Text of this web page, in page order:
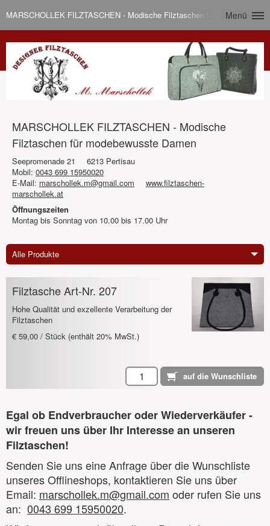
MARSCHOLLEK FILZTASCHEN - Modische Filztaschen für Menü
MARSCHOLLEK FILZTASCHEN - Modische
Filztaschen für modebewusste Damen
Seepromenade 21
6213 Pertisau
Mobil: 0043 699 15950020
E-Mail: marschollek.m@gmail.com
www.filztaschen-
marschollek.at
Öffnungszeiten
Montag bis Sonntag von 10.00 bis 17.00 Uhr
Alle Produkte
Filztasche Art-Nr. 207
Hohe Qualität und exzellente Verarbeitung der
Filztaschen
€ 59,00 / Stück (enthält 20% MwSt.)
Egal ob Endverbraucher oder Wiederverkäufer -
wir freuen uns über Ihr Interesse an unseren
Filztaschen!
Senden Sie uns eine Anfrage über die Wunschliste
unseres Offlineshops, kontaktieren Sie uns über
Email: marschollek.m@gmail.com oder rufen Sie uns
an: 0043 699 15950020.